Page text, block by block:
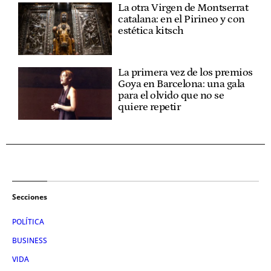
La otra Virgen de Montserrat
catalana: en el Pirineo y con
estética kitsch
La primera vez de los premios
Goya en Barcelona: una gala
para el olvido que no se
quiere repetir
Secciones
POLÍTICA
BUSINESS
VIDA